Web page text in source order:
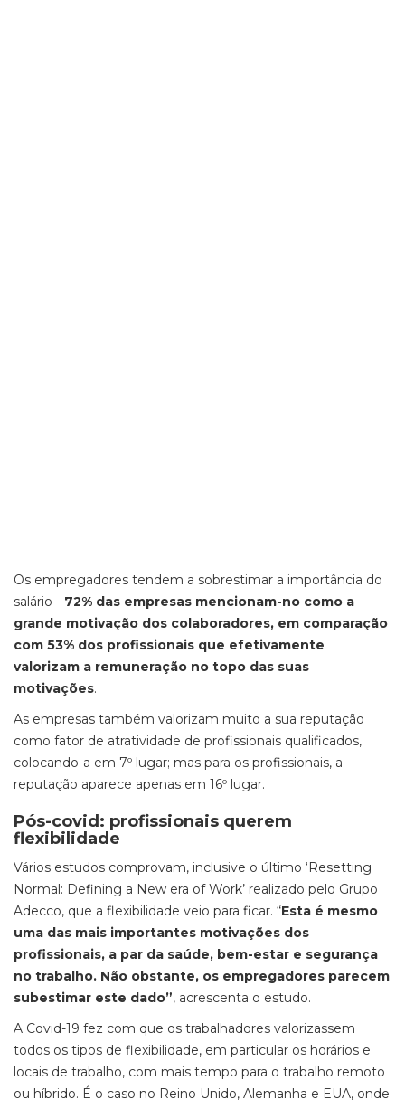
Os empregadores tendem a sobrestimar a importância do
salário - 72% das empresas mencionam-no como a
grande motivação dos colaboradores, em comparação
com 53% dos profissionais que efetivamente
valorizam a remuneração no topo das suas
motivações.
As empresas também valorizam muito a sua reputação
como fator de atratividade de profissionais qualificados,
colocando-a em 7º lugar; mas para os profissionais, a
reputação aparece apenas em 16º lugar.
Pós-covid: profissionais querem
flexibilidade
Vários estudos comprovam, inclusive o último ‘Resetting
Normal: Defining a New era of Work’ realizado pelo Grupo
Adecco, que a flexibilidade veio para ficar. “Esta é mesmo
uma das mais importantes motivações dos
profissionais, a par da saúde, bem-estar e segurança
no trabalho. Não obstante, os empregadores parecem
subestimar este dado”, acrescenta o estudo.
A Covid-19 fez com que os trabalhadores valorizassem
todos os tipos de flexibilidade, em particular os horários e
locais de trabalho, com mais tempo para o trabalho remoto
ou híbrido. É o caso no Reino Unido, Alemanha e EUA, onde